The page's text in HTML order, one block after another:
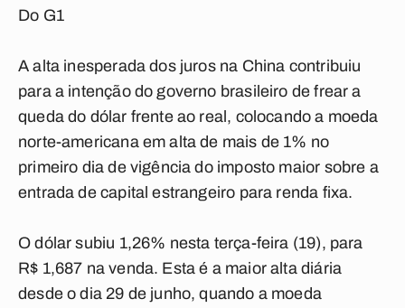
Do G1
A alta inesperada dos juros na China contribuiu
para a intenção do governo brasileiro de frear a
queda do dólar frente ao real, colocando a moeda
norte-americana em alta de mais de 1% no
primeiro dia de vigência do imposto maior sobre a
entrada de capital estrangeiro para renda fixa.
O dólar subiu 1,26% nesta terça-feira (19), para
R$ 1,687 na venda. Esta é a maior alta diária
desde o dia 29 de junho, quando a moeda